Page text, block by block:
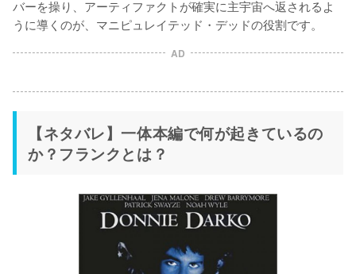
バーを操り、アーティファクトが確実に主宇宙へ返されるよ
うに導くのが、マニピュレイテッド・デッドの役割です。
AD
【ネタバレ】一体本編で何が起きているの
か？フランクとは？